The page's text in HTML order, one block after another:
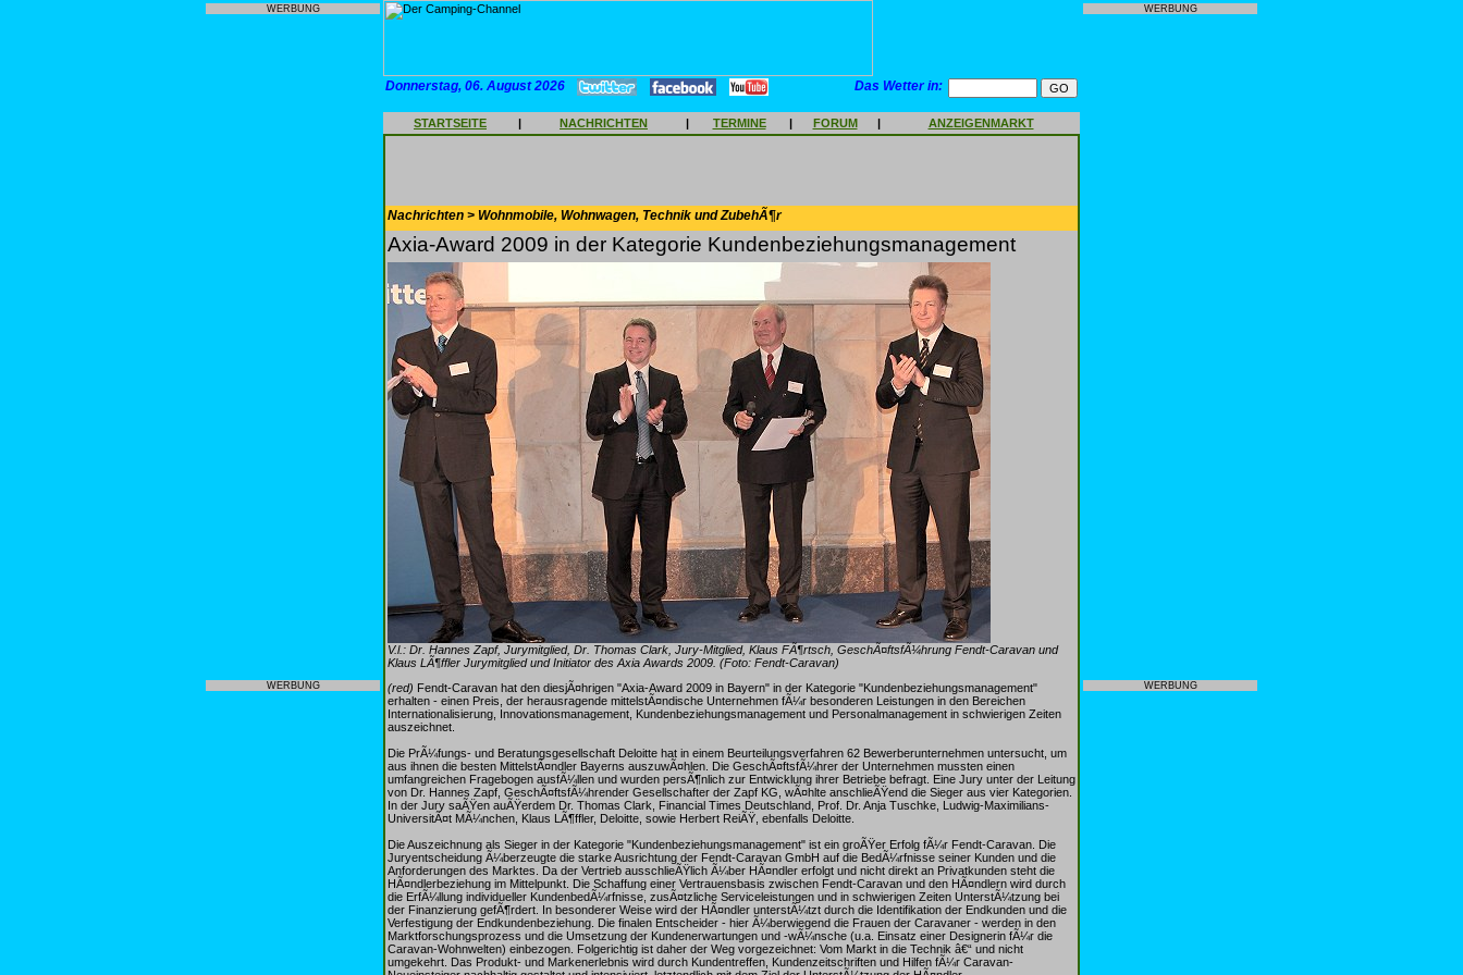
WERBUNG
WERBUNG
Donnerstag, 06. August 2026 Das Wetter in:
STARTSEITE | NACHRICHTEN | TERMINE | FORUM | ANZEIGENMARKT
Nachrichten > Wohnmobile, Wohnwagen, Technik und ZubehÃ¶r
Axia-Award 2009 in der Kategorie Kundenbeziehungsmanagement
V.l.: Dr. Hannes Zapf, Jurymitglied, Dr. Thomas Clark, Jury-Mitglied, Klaus FÃ¶rtsch, GeschÃ¤ftsfÃ¼hrung Fendt-Caravan und
Klaus LÃ¶ffler Jurymitglied und Initiator des Axia Awards 2009. (Foto: Fendt-Caravan)
(red) Fendt-Caravan hat den diesjÃ¤hrigen "Axia-Award 2009 in Bayern" in der Kategorie "Kundenbeziehungsmanagement"
erhalten - einen Preis, der herausragende mittelstÃ¤ndische Unternehmen fÃ¼r besonderen Leistungen in den Bereichen
Internationalisierung, Innovationsmanagement, Kundenbeziehungsmanagement und Personalmanagement in schwierigen Zeiten
auszeichnet.
Die PrÃ¼fungs- und Beratungsgesellschaft Deloitte hat in einem Beurteilungsverfahren 62 Bewerberunternehmen untersucht, um
aus ihnen die besten MittelstÃ¤ndler Bayerns auszuwÃ¤hlen. Die GeschÃ¤ftsfÃ¼hrer der Unternehmen mussten einen
umfangreichen Fragebogen ausfÃ¼llen und wurden persÃ¶nlich zur Entwicklung ihrer Betriebe befragt. Eine Jury unter der Leitung
von Dr. Hannes Zapf, GeschÃ¤ftsfÃ¼hrender Gesellschafter der Zapf KG, wÃ¤hlte anschlieÃŸend die Sieger aus vier Kategorien.
In der Jury saÃŸen auÃŸerdem Dr. Thomas Clark, Financial Times Deutschland, Prof. Dr. Anja Tuschke, Ludwig-Maximilians-
UniversitÃ¤t MÃ¼nchen, Klaus LÃ¶ffler, Deloitte, sowie Herbert ReiÃŸ, ebenfalls Deloitte.
Die Auszeichnung als Sieger in der Kategorie "Kundenbeziehungsmanagement" ist ein groÃŸer Erfolg fÃ¼r Fendt-Caravan. Die
Juryentscheidung Ã¼berzeugte die starke Ausrichtung der Fendt-Caravan GmbH auf die BedÃ¼rfnisse seiner Kunden und die
Anforderungen des Marktes. Da der Vertrieb ausschlieÃŸlich Ã¼ber HÃ¤ndler erfolgt und nicht direkt an Privatkunden steht die
HÃ¤ndlerbeziehung im Mittelpunkt. Die Schaffung einer Vertrauensbasis zwischen Fendt-Caravan und den HÃ¤ndlern wird durch
die ErfÃ¼llung individueller KundenbedÃ¼rfnisse, zusÃ¤tzliche Serviceleistungen und in schwierigen Zeiten UnterstÃ¼tzung bei
der Finanzierung gefÃ¶rdert. In besonderer Weise wird der HÃ¤ndler unterstÃ¼tzt durch die Identifikation der Endkunden und die
Verfestigung der Endkundenbeziehung. Die finalen Entscheider - hier Ã¼berwiegend die Frauen der Caravaner - werden in den
Marktforschungsprozess und die Umsetzung der Kundenerwartungen und ‑wÃ¼nsche (u.a. Einsatz einer Designerin fÃ¼r die
Caravan-Wohnwelten) einbezogen. Folgerichtig ist daher der Weg vorgezeichnet: Vom Markt in die Technik â€“ und nicht
umgekehrt. Das Produkt- und Markenerlebnis wird durch Kundentreffen, Kundenzeitschriften und Hilfen fÃ¼r Caravan-
WERBUNG
WERBUNG